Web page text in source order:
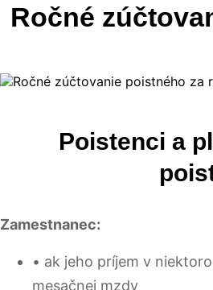
Ročné
Poistenci a
Zamestnanec:
• ak jeho príjem v
mesačnej mzdy